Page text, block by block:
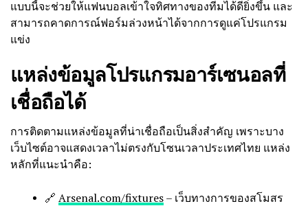
แบบนี้จะช่วยให้แฟนบอลเข้าใจทิศทางของทีมได้ดียิ่งขึ้น และ
สามารถคาดการณ์ฟอร์มล่วงหน้าได้จากการดูแค่โปรแกรม
แข่ง
แหล่งข้อมูลโปรแกรมอาร์เซนอลที่
เชื่อถือได้
การติดตามแหล่งข้อมูลที่น่าเชื่อถือเป็นสิ่งสำคัญ เพราะบาง
เว็บไซต์อาจแสดงเวลาไม่ตรงกับโซนเวลาประเทศไทย แหล่ง
หลักที่แนะนำคือ:
🔗 Arsenal.com/fixtures– เว็บทางการของสโมสร